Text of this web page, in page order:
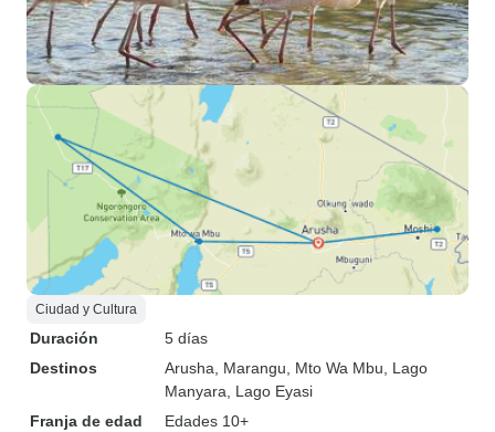
Ciudad y Cultura
Duración
5 días
Destinos
Arusha , Marangu , Mto Wa Mbu , Lago
Manyara , Lago Eyasi
Franja de edad
Edades 10+